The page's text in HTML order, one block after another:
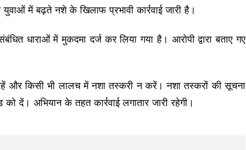
में बढ़ते नशे के खिलाफ प्रभावी कार्रवाई जारी है।
धाराओं में मुकदमा दर्ज कर लिया गया है। आरोपी द्वारा बताए गए
किसी भी लालच में नशा तस्करी न करें। नशा तस्करों की सूचना
दें। अभियान के तहत कार्रवाई लगातार जारी रहेगी।